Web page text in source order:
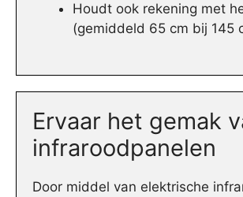
Houdt ook rekening met
(gemiddeld 65 cm bij 145
Ervaar het gemak
infraroodpanelen
Door middel van elektrische